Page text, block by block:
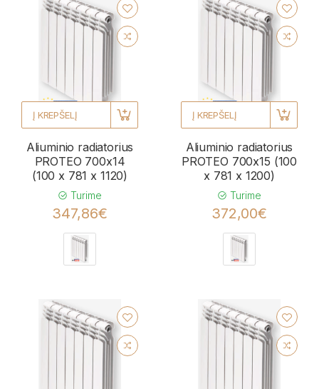
Į KREPŠELĮ
Aliuminio radiatorius
PROTEO 700x14
(100 x 781 x 1120)
Turime
347,86€
Į KREPŠELĮ
Aliuminio radiatorius
PROTEO 700x15 (100
x 781 x 1200)
Turime
372,00€